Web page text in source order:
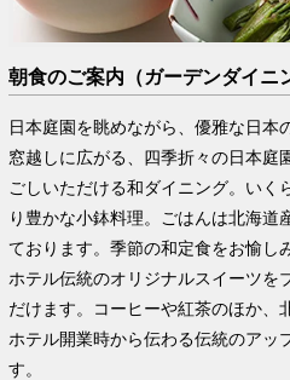
朝食のご案内（ガーデンダイニ
日本庭園を眺めながら、優雅な日本
窓越しに広がる、四季折々の日本庭
ごしいただける和ダイニング。いく
り豊かな小鉢料理。ごはんは北海道
ております。季節の和定食をお愉し
ホテル伝統のオリジナルスイーツを
だけます。コーヒーや紅茶のほか、
ホテル開業時から伝わる伝統のアッ
す。